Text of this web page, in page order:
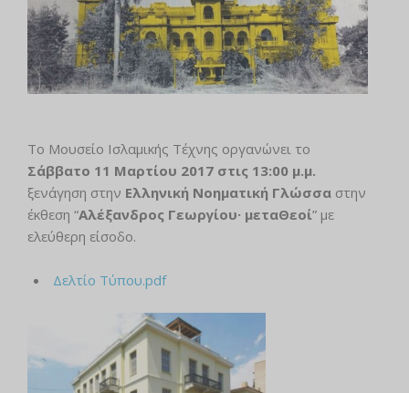
Το Μουσείο Ισλαμικής Τέχνης οργανώνει το
Σάββατο 11 Μαρτίου 2017 στις 13:00 μ.μ.
ξενάγηση στην Ελληνική Νοηματική Γλώσσα στην
έκθεση “Αλέξανδρος Γεωργίου· μεταΘεοί” με
ελεύθερη είσοδο.
Δελτίο Τύπου.pdf